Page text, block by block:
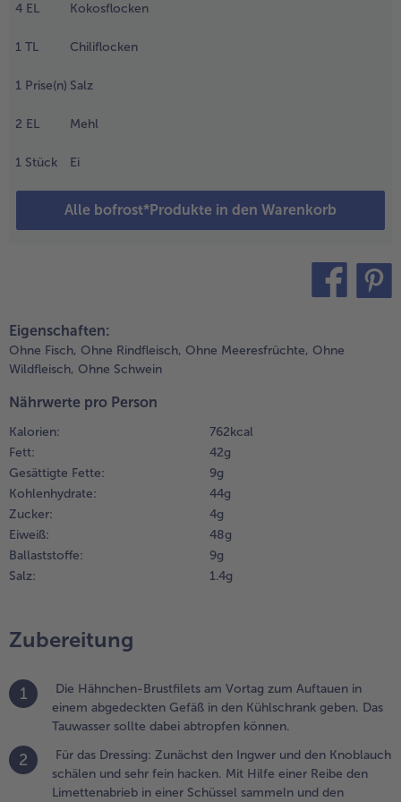
4 EL Kokosflocken
1 TL Chiliflocken
1 Prise(n) Salz
2 EL Mehl
1 Stück Ei
Alle bofrost*Produkte in den Warenkorb
und
in
Ingwer
die Sauce
den Salat: Die Udon-
entsprechend
abschütten
kurz mit kaltem
übergießen,
mit gesalzenem
erhitzen und die
für ca. 3 Minuten
kochen. Den
Gemüse-Mix
vor Schluss
alles
und mit
Eigenschaften:
Ohne Fisch, Ohne Rindfleisch, Ohne Meeresfrüchte, Ohne
Wildfleisch, Ohne Schwein
Nährwerte pro Person
Kalorien:
762 kcal
Fett:
42 g
Gesättigte Fette:
9 g
Kohlenhydrate:
44 g
Zucker:
4 g
Eiweiß:
48 g
Ballaststoffe:
9 g
Salz:
1.4 g
Zubereitung
1
Die Hähnchen-Brustfilets am Vortag zum Auftauen in
einem abgedeckten Gefäß in den Kühlschrank geben. Das
Tauwasser sollte dabei abtropfen können.
2
Für das Dressing: Zunächst den Ingwer und den Knoblauch
schälen und sehr fein hacken. Mit Hilfe einer Reibe den
Limettenabrieb in einer Schüssel sammeln und den